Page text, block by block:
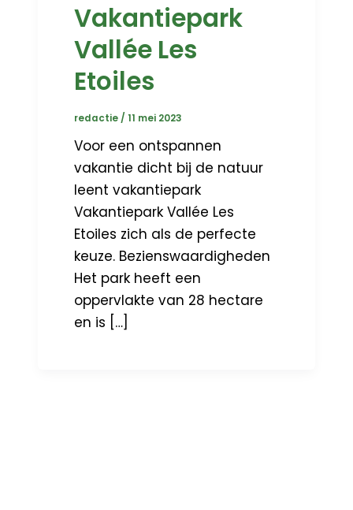
Vakantiepark
Vallée Les
Etoiles
redactie /11 mei 2023
Voor een ontspannen
vakantie dicht bij de natuur
leent vakantiepark
Vakantiepark Vallée Les
Etoiles zich als de perfecte
keuze. Bezienswaardigheden
Het park heeft een
oppervlakte van 28 hectare
en is […]